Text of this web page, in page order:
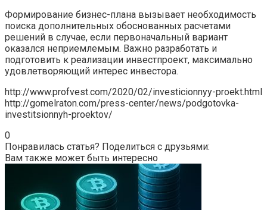
Формирование бизнес-плана вызывает необходимость
поиска дополнительных обоснованных расчетами
решений в случае, если первоначальный вариант
оказался неприемлемым. Важно разработать и
подготовить к реализации инвестпроект, максимально
удовлетворяющий интерес инвестора.
http://www.profvest.com/2020/02/investicionnyy-proekt.html
http://gomelraton.com/press-center/news/podgotovka-
investitsionnyh-proektov/
0
Понравилась статья? Поделиться с друзьями:
Вам также может быть интересно